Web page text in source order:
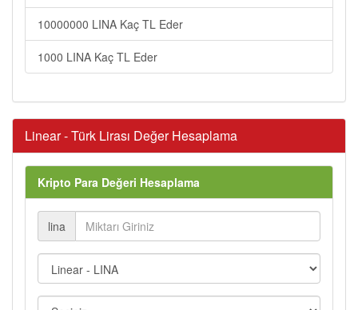
10000000 LINA Kaç TL Eder
1000 LINA Kaç TL Eder
Linear - Türk Lirası Değer Hesaplama
Kripto Para Değeri Hesaplama
lina